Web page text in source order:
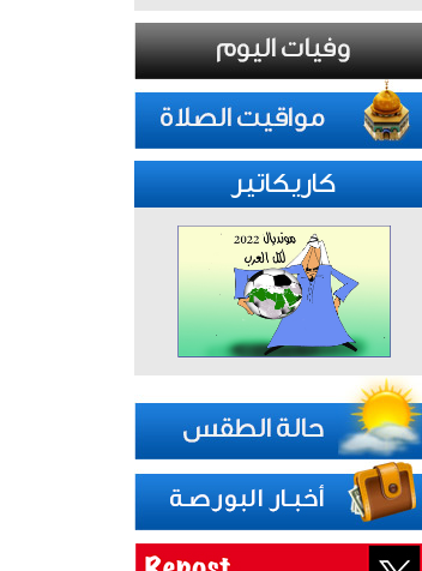
كاريكاتير